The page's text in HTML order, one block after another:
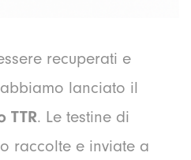
recuperati e
lanciato il
TTR. Le testine di
raccolte e inviate a